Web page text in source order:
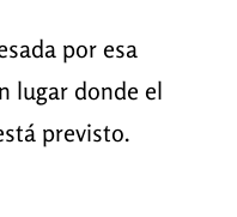
por esa
lugar donde el
previsto.